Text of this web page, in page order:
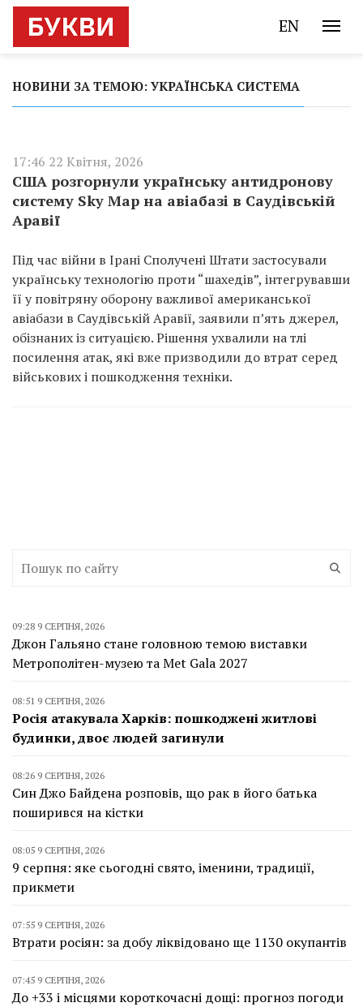
EN
НОВИНИ ЗА ТЕМОЮ: УКРАЇНСЬКА СИСТЕМА
17:46 22 Квітня, 2026
США розгорнули українську антидронову
систему Sky Map на авіабазі в Саудівській
Аравії
Під час війни в Ірані Сполучені Штати застосували
українську технологію проти “шахедів”, інтегрувавши
її у повітряну оборону важливої американської
авіабази в Саудівській Аравії, заявили п’ять джерел,
обізнаних із ситуацією. Рішення ухвалили на тлі
посилення атак, які вже призводили до втрат серед
військових і пошкодження техніки.
09:28 9 СЕРПНЯ, 2026
Джон Гальяно стане головною темою виставки
Метрополітен-музею та Met Gala 2027
08:51 9 СЕРПНЯ, 2026
Росія атакувала Харків: пошкоджені житлові
будинки, двоє людей загинули
08:26 9 СЕРПНЯ, 2026
Син Джо Байдена розповів, що рак в його батька
поширився на кістки
08:05 9 СЕРПНЯ, 2026
9 серпня: яке сьогодні свято, іменини, традиції,
прикмети
07:55 9 СЕРПНЯ, 2026
Втрати росіян: за добу ліквідовано ще 1130 окупантів
07:45 9 СЕРПНЯ, 2026
До +33 і місцями короткочасні дощі: прогноз погоди